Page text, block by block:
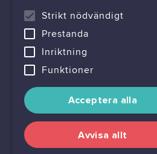
400 22 Göteborg
716444-6762
Strikt nödvändigt
Prestanda
Inriktning
Funktioner
Acceptera alla
Avvisa allt